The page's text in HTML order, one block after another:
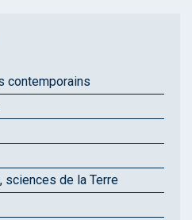
contemporains
sciences de la Terre